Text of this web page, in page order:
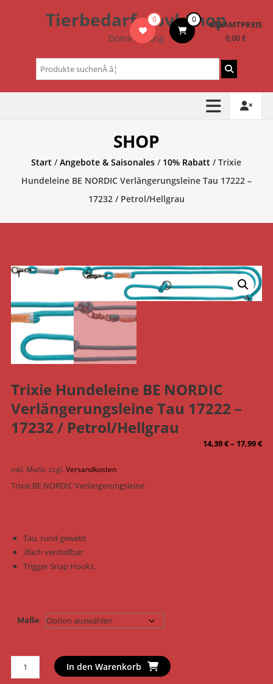
Tierbedarf – bvl-Shop
Dominik Lang
0 0 GESAMTPREIS
0,00 €
Suchen
nach:
SHOP
Start /Angebote & Saisonales / 10% Rabatt / Trixie
Hundeleine BE NORDIC Verlängerungsleine Tau 17222 –
17232 / Petrol/Hellgrau
Trixie Hundeleine BE NORDIC
Verlängerungsleine Tau 17222 –
17232 / Petrol/Hellgrau
14,39€– 17,99€
inkl. MwSt.zzgl.Versandkosten
Trixie BE NORDIC Verlängerungsleine
Tau, rund gewebt
3fach verstellbar.
Trigger Snap Hooks.
Maße
Trixie
Hundeleine
In den Warenkorb